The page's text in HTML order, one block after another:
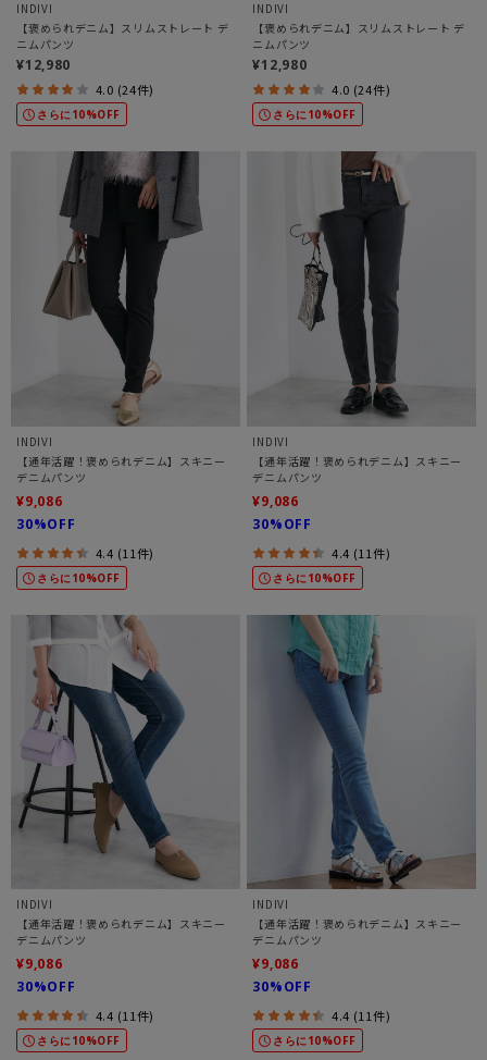
INDIVI
【褒められデニム】スリムストレート デ
ニムパンツ
¥12,980
4.0 (24件)
さらに10%OFF
INDIVI
【褒められデニム】スリムストレート デ
ニムパンツ
¥12,980
4.0 (24件)
さらに10%OFF
INDIVI
【通年活躍！褒められデニム】スキニー
デニムパンツ
¥9,086
30%OFF
4.4 (11件)
さらに10%OFF
INDIVI
【通年活躍！褒められデニム】スキニー
デニムパンツ
¥9,086
30%OFF
4.4 (11件)
さらに10%OFF
INDIVI
【通年活躍！褒められデニム】スキニー
デニムパンツ
¥9,086
30%OFF
4.4 (11件)
さらに10%OFF
INDIVI
【通年活躍！褒められデニム】スキニー
デニムパンツ
¥9,086
30%OFF
4.4 (11件)
さらに10%OFF